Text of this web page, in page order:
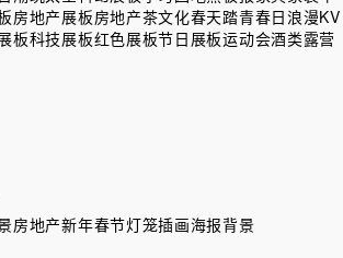
房地产展板房地产茶文化春天踏青春日浪漫KV
板科技展板红色展板节日展板运动会酒类露营
房地产新年春节灯笼插画海报背景